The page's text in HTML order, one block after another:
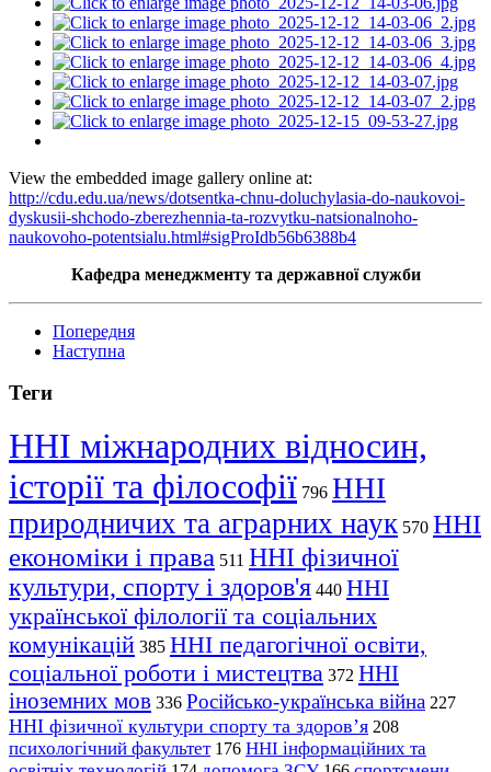
View the embedded image gallery online at:
http://cdu.edu.ua/news/dotsentka-chnu-doluchylasia-do-naukovoi-
dyskusii-shchodo-zberezhennia-ta-rozvytku-natsionalnoho-
naukovoho-potentsialu.html#sigProIdb56b6388b4
Кафедра менеджменту та державної служби
Попередня
Наступна
Теги
ННІ міжнародних відносин,
історії та філософії 796 ННІ
природничих та аграрних наук 570 ННІ
економіки і права 511 ННІ фізичної
культури, спорту і здоров'я 440 ННІ
української філології та соціальних
комунікацій 385 ННІ педагогічної освіти,
соціальної роботи і мистецтва 372 ННІ
іноземних мов 336 Російсько-українська війна 227
ННІ фізичної культури спорту та здоров’я 208
психологічний факультет 176 ННІ інформаційних та